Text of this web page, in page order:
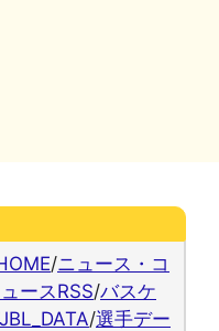
/ニュース・コ
ースRSS/バスケ
/選手デー